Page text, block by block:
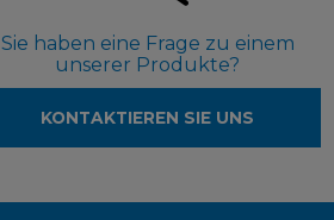
Sie haben eine Frage zu einem
unserer Produkte?
KONTAKTIEREN SIE UNS